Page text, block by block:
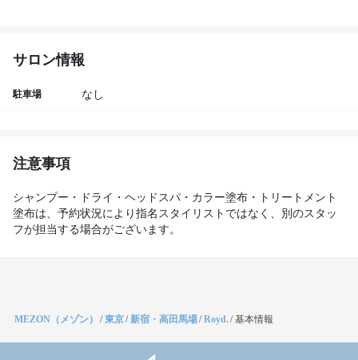
サロン情報
駐車場 なし
注意事項
シャンプー・ドライ・ヘッドスパ・カラー塗布・トリートメント
塗布は、予約状況により指名スタイリストではなく、別のスタッ
フが担当する場合がございます。
MEZON（メゾン） /東京/新宿・高田馬場/Royd./基本情報